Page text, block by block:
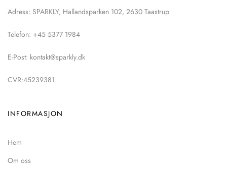
Adress: SPARKLY, Hallandsparken 102, 2630 Taastrup
Telefon: +45 5377 1984
E-Post: kontakt@sparkly.dk
CVR:45239381
INFORMASJON
Hem
Om oss